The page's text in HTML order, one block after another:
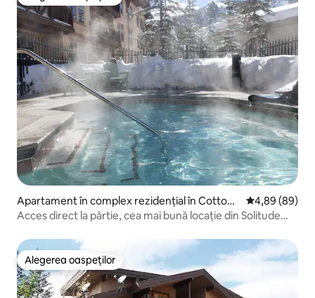
Apartament în complex rezidențial în Cotton
wood Heights
Scor mediu
4,89 (89)
Acces direct la pârtie, cea mai bună locație din Solitude
Alegerea oaspeților
Alegerea oaspeților